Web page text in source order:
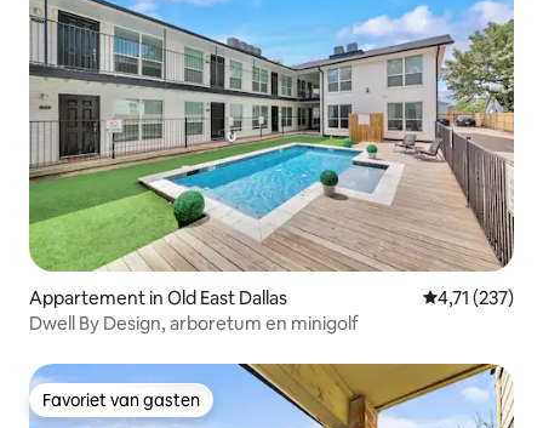
Appartement in Old East Dallas Gemiddelde
4,71 (237)
Dwell By Design, arboretum en minigolf
Favoriet van gasten
Favoriet van gasten